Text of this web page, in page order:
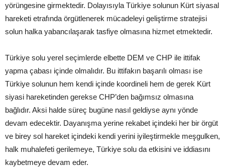
yörüngesine girmektedir. Dolayısıyla Türkiye solunun Kürt siyasal
hareketi etrafında örgütlenerek mücadeleyi geliştirme stratejisi
solun halka yabancılaşarak tasfiye olmasına hizmet etmektedir.
Türkiye solu yerel seçimlerde elbette DEM ve CHP ile ittifak
yapma çabası içinde olmalıdır. Bu ittifakın başarılı olması ise
Türkiye solunun hem kendi içinde koordineli hem de gerek Kürt
siyasi hareketinden gerekse CHP’den bağımsız olmasına
bağlıdır. Aksi halde süreç bugüne nasıl geldiyse aynı yönde
devam edecektir. Dayanışma yerine rekabet içindeki her bir örgüt
ve birey sol hareket içindeki kendi yerini iyileştirmekle meşgulken,
halk muhalefeti gerilemeye, Türkiye solu da etkisini ve iddiasını
kaybetmeye devam eder.